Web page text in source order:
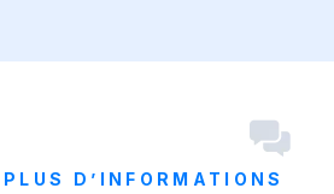
PLUS D’INFORMATIONS